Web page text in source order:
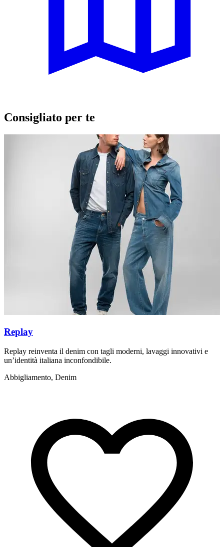
Consigliato per te
Replay
Replay reinventa il denim con tagli moderni, lavaggi innovativi e
un’identità italiana inconfondibile.
Abbigliamento, Denim